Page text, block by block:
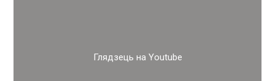
Глядзець на Youtube